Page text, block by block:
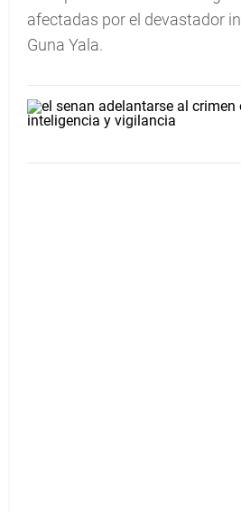
afectadas por el devastador
Guna Yala.